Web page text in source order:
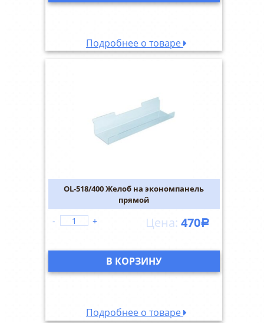
Подробнее о товаре
OL-518/400 Желоб на экономпанель
прямой
470Р
- +
В КОРЗИНУ
Подробнее о товаре